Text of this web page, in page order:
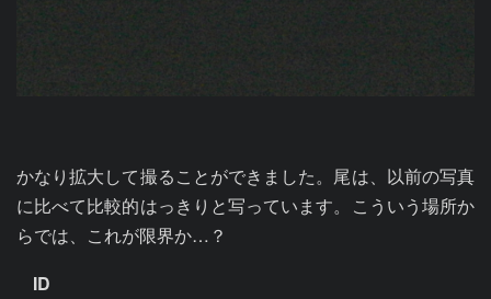
かなり拡大して撮ることができました。尾は、以前の写真
に比べて比較的はっきりと写っています。こういう場所か
らでは、これが限界か…？
ID